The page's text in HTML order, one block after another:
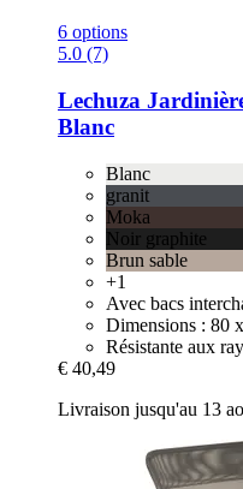
6 options
5.0 (7)
Lechuza
Blanc
Blanc
granit
Moka
Noir graphite
Brun sable
+1
Avec bacs
Dimensions : 80
Résistante aux
€ 40,49
Livraison jusqu'au 13